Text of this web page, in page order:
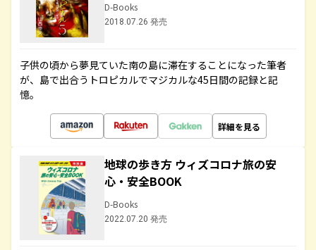
D-Books
2018.07.26 発売
子供の頃から夢見ていた南の島に滞在することになった筆者
が、島で出合うトロピカルでマジカルな45日間の記録と記
憶。
詳細を見る
地球の歩き方 ウィズコロナ旅の安
心・安全BOOK
D-Books
2022.07.20 発売